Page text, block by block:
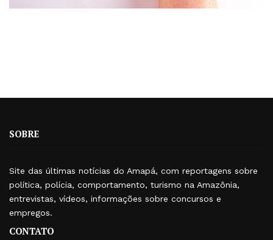
SOBRE
Site das últimas notícias do Amapá, com reportagens sobre
política, polícia, comportamento, turismo na Amazônia,
entrevistas, vídeos, informações sobre concursos e
empregos.
CONTATO